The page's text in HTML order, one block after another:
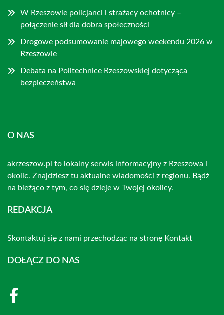
W Rzeszowie policjanci i strażacy ochotnicy –
połączenie sił dla dobra społeczności
Drogowe podsumowanie majowego weekendu 2026 w
Rzeszowie
Debata na Politechnice Rzeszowskiej dotycząca
bezpieczeństwa
O NAS
akrzeszow.pl to lokalny serwis informacyjny z Rzeszowa i
okolic. Znajdziesz tu aktualne wiadomości z regionu. Bądź
na bieżąco z tym, co się dzieje w Twojej okolicy.
REDAKCJA
Skontaktuj się z nami przechodząc na stronę Kontakt
DOŁĄCZ DO NAS